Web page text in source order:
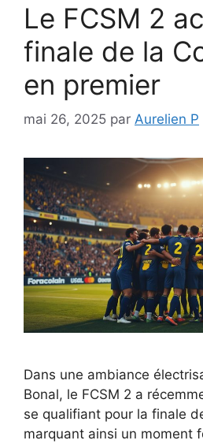
Le FCSM 2
finale de la
en premier
mai 26, 2025 par Aurelien P
Dans une ambiance
Bonal, le FCSM 2 a
se qualifiant pour la finale
marquant ainsi un moment